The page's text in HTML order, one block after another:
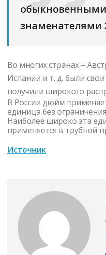
знаменателями
Во многих странах –
Испании и т. д. были
получили широкого
В России дюйм
единица без
Наиболее широко эта
применяется в трубной
Источник